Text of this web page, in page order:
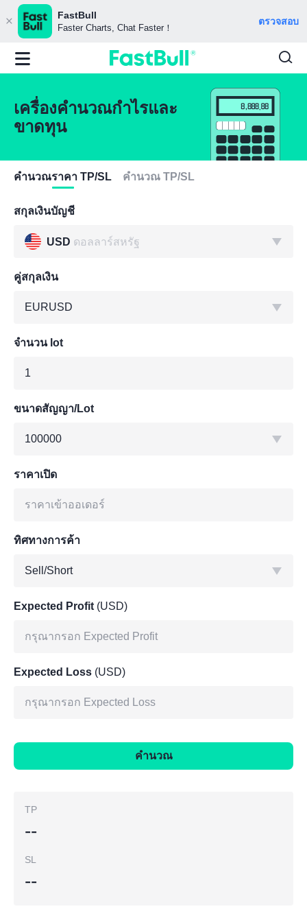
FastBull
Faster Charts, Chat Faster！
ตรวจสอบ
เครื่องคำนวณกำไรและ
ขาดทุน
คำนวณราคา TP/SL คำนวณ TP/SL
สกุลเงินบัญชี
USD ดอลลาร์สหรัฐ
คู่สกุลเงิน
EURUSD
จำนวน lot
ขนาดสัญญา/Lot
100000
ราคาเปิด
ทิศทางการค้า
Sell/Short
Expected Profit (USD)
Expected Loss (USD)
คำนวณ
TP
--
SL
--